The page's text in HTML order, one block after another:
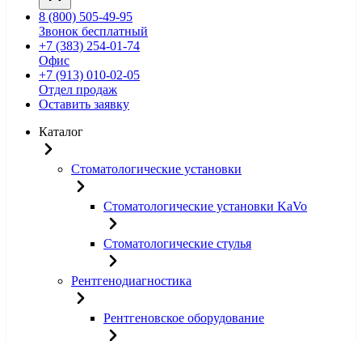
8 (800) 505-49-95
Звонок бесплатный
+7 (383) 254-01-74
Офис
+7 (913) 010-02-05
Отдел продаж
Оставить заявку
Каталог
Стоматологические установки
Стоматологические установки KaVo
Стоматологические стулья
Рентгенодиагностика
Рентгеновское оборудование